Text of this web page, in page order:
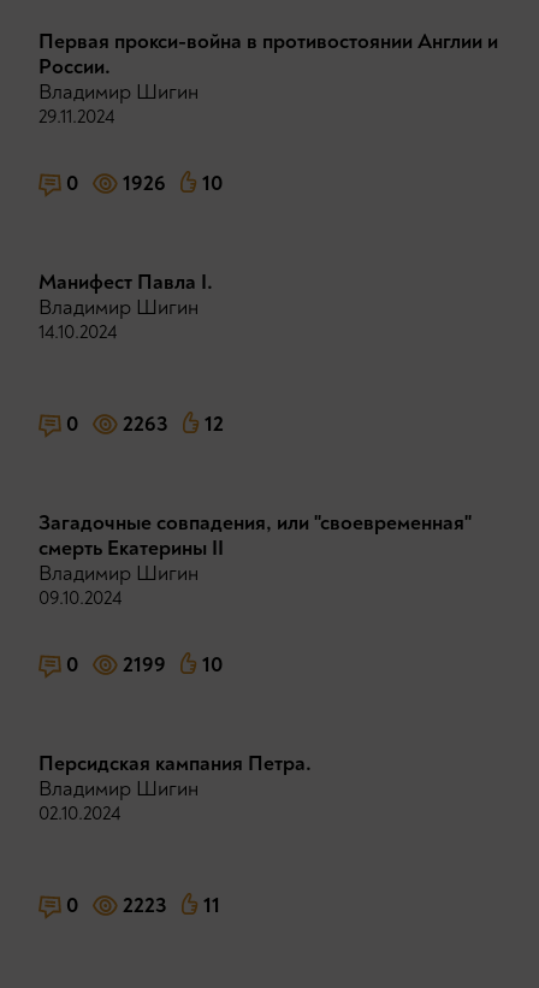
Первая прокси-война в противостоянии Англии и
России.
Владимир Шигин
29.11.2024
0 1926 10
Манифест Павла I.
Владимир Шигин
14.10.2024
0 2263 12
Загадочные совпадения, или "своевременная"
смерть Екатерины II
Владимир Шигин
09.10.2024
0 2199 10
Персидская кампания Петра.
Владимир Шигин
02.10.2024
0 2223 11